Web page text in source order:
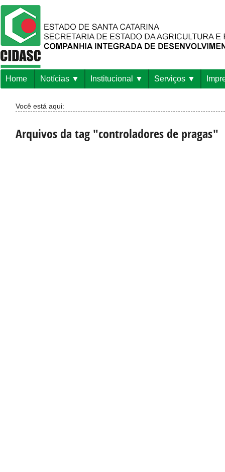
Home Notícias Institucional Serviços
Você está aqui:
Arquivos da tag "controladores de pragas"